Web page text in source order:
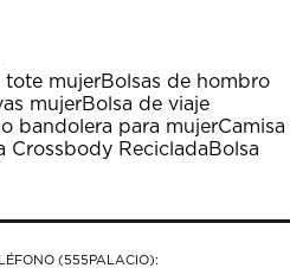
tote mujerBolsas de hombro
mujerBolsa de viaje
bandolera para mujerCamisa
Crossbody RecicladaBolsa
(555PALACIO):